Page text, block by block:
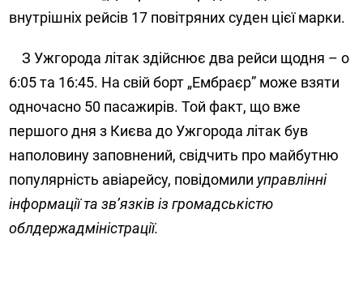
внутрішніх рейсів 17 повітряних суден цієї марки.
З Ужгорода літак здійснює два рейси щодня ­– о
6:05 та 16:45. На свій борт „Ембраєр” може взяти
одночасно 50 пасажирів. Той факт, що вже
першого дня з Києва до Ужгорода літак був
наполовину заповнений, свідчить про майбутню
популярність авіарейсу, повідомили управлінні
інформації та зв’язків із громадськістю
облдержадміністрації.